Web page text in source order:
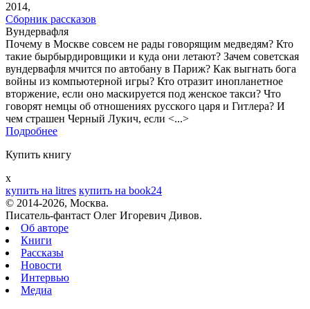
2014,
Сборник рассказов
Вундервафля
Почему в Москве совсем не рады говорящим медведям? Кто
такие бырбырдировщики и куда они летают? Зачем советская
вундервафля мчится по автобану в Париж? Как выгнать бога
войны из компьютерной игры? Кто отразит инопланетное
вторжение, если оно маскируется под женское такси? Что
говорят немцы об отношениях русского царя и Гитлера? И
чем страшен Черный Лукич, если <...>
Подробнее
Купить книгу
x
купить на litres купить на book24
© 2014-2026, Москва.
Писатель-фантаст Олег Игоревич Дивов.
Об авторе
Книги
Рассказы
Новости
Интервью
Медиа